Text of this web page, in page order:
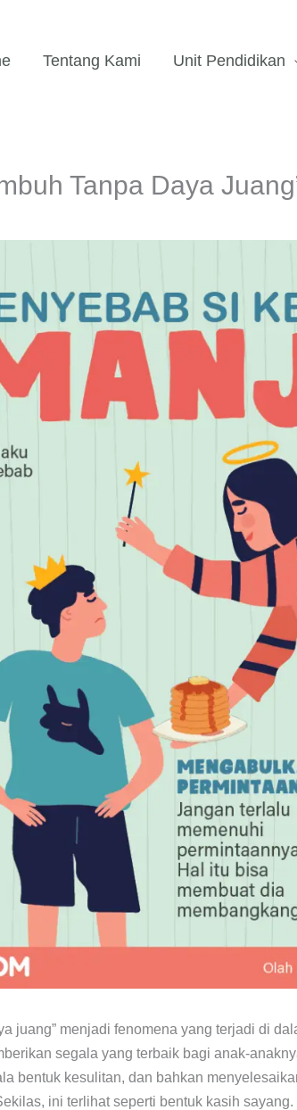
Tentang Kami Unit Pendidikan
Tanpa Daya
juang” menjadi fenomena yang terjadi di
segala yang terbaik bagi anak-
bentuk kesulitan, dan bahkan
ini terlihat seperti bentuk kasih